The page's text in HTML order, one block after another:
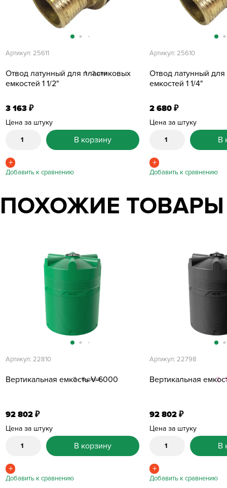
Отвод латунный для пластиковых
емкостей 1 1/2"
Артикул: 25611
1 - 2 дня
3 163 ₽
Цена за штуку
В корзину
Отвод латунный для
емкостей 1 1/4"
Артикул: 25610
2 680 ₽
Цена за штуку
В
ПОХОЖИЕ ТОВАРЫ
Вертикальная емкость V-6000
Артикул: 22810
3 - 6 дней
92 802 ₽
Цена за штуку
В корзину
Вертикальная
Артикул: 22798
2 -
92 802 ₽
Цена за штуку
В